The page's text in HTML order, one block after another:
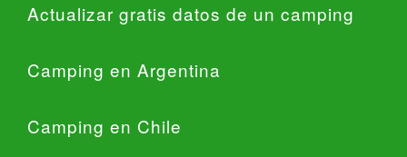
Actualizar gratis datos de un camping
Camping en Argentina
Camping en Chile